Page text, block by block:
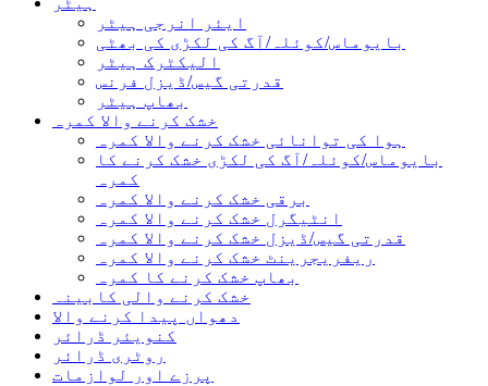
ایئر انرجی ہیٹر
بایوماس/کوئلہ/آگ کی لکڑی کی بھٹی
الیکٹرک ہیٹر
قدرتی گیس/ڈیزل فرنس
بھاپ ہیٹر
خشک کرنے والا کمرہ
ہوا کی توانائی خشک کرنے والا کمرہ
بایوماس/کوئلہ/آگ کی لکڑی خشک کرنے کا
کمرہ
برقی خشک کرنے والا کمرہ
انٹیگرل خشک کرنے والا کمرہ
قدرتی گیس/ڈیزل خشک کرنے والا کمرہ
ریفریجرینٹ خشک کرنے والا کمرہ
بھاپ خشک کرنے کا کمرہ
خشک کرنے والی کابینہ
دھواں پیدا کرنے والا
کنویئر ڈرائر
روٹری ڈرائر
پرزے اور لوازمات